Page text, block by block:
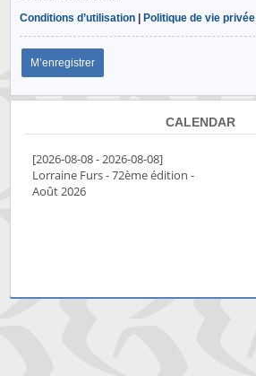
Conditions d’utilisation |Politique de vie privée
M’enregistrer
CALENDAR